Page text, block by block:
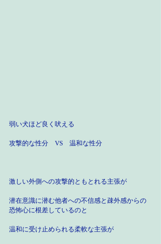
弱い犬ほど良く吠える
攻撃的な性分　VS　温和な性分
激しい外側への攻撃的ともとれる主張が
潜在意識に潜む他者への不信感と疎外感からの
恐怖心に根差しているのと
温和に受け止められる柔軟な主張が